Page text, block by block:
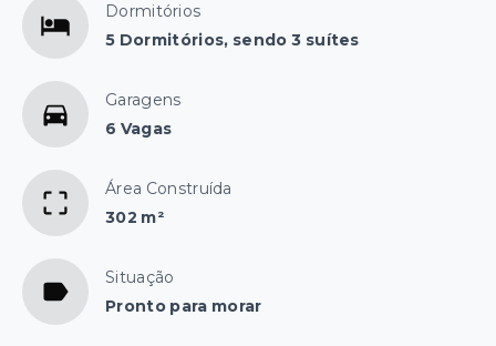
Dormitórios
5 Dormitórios, sendo 3 suítes
Garagens
6 Vagas
Área Construída
302 m²
Situação
Pronto para morar